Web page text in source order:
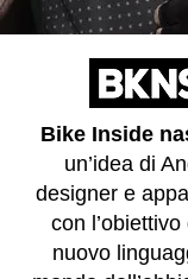
Bike Inside
un’idea di
designer e
con
nuovo